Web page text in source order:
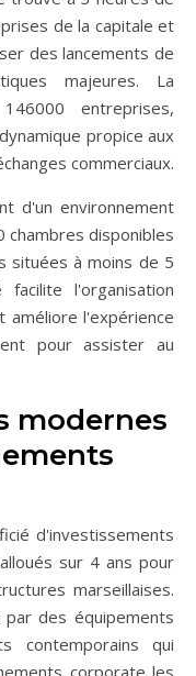
de la capitale et
des lancements de
majeures. La
entreprises,
propice aux
commerciaux.
d'un environnement
chambres disponibles
situées à moins de 5
l'organisation
améliore l'expérience
pour assister au
modernes
d'investissements
sur 4 ans pour
marseillaises.
des équipements
contemporains qui
corporate les